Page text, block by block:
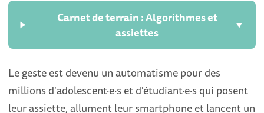
Carnet de terrain : Algorithmes et
assiettes
▼
Le geste est devenu un automatisme pour des
millions d'adolescent·e·s et d'étudiant·e·s qui posent
leur assiette, allument leur smartphone et lancent un